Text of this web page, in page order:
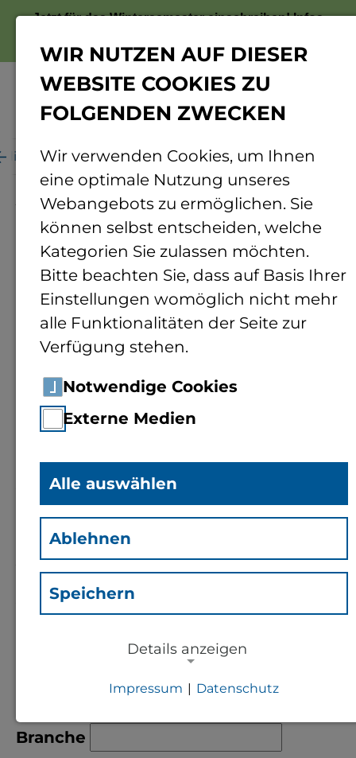
Jetzt für das Wintersemester einschreiben!Infos
Im Studium Studienservices Jobportal
Jobportal für Studierende
Sie möchten unseren
Studierenden einen Job
anbieten? So einfach geht's:
Logo
Stellenbezeichnung / Titel der
Abschlussarbeit*
Jobtyp*
Vertragsverhältnis
Organisation*
Branche
WIR NUTZEN AUF DIESER
WEBSITE COOKIES ZU
FOLGENDEN ZWECKEN
Wir verwenden Cookies, um Ihnen
eine optimale Nutzung unseres
Webangebots zu ermöglichen. Sie
können selbst entscheiden, welche
Kategorien Sie zulassen möchten.
Bitte beachten Sie, dass auf Basis Ihrer
Einstellungen womöglich nicht mehr
alle Funktionalitäten der Seite zur
Verfügung stehen.
Notwendige Cookies
Externe Medien
Alle auswählen
Ablehnen
Speichern
Details anzeigen
Notwendige Cookies zur Session-
Impressum | Datenschutz